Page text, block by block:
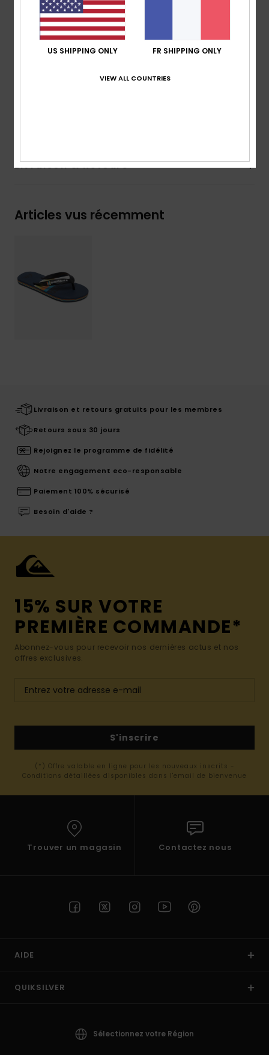
Fines rayures de couleur pop sur les côtés
Semelle extérieure en caoutchouc expansé avec
crans multi-angles en forme de logo pour plus
d'adhérence
empeigne :synthétique / Semelle
Livraison & Retours
Articles vus récemment
Livraison et retours gratuits pour les membres
Retours sous 30 jours
Rejoignez le programme de fidélité
Notre engagement eco-responsable
Paiement 100% sécurisé
Besoin d'aide ?
15% SUR VOTRE
PREMIÈRE COMMANDE*
Abonnez-vous pour recevoir nos dernières actus et nos
offres exclusives.
S'inscrire
(*) Offre valable en ligne pour les nouveaux inscrits -
Conditions détaillées disponibles dans l'email de bienvenue
Trouver un magasin Contactez nous
AIDE
QUIKSILVER
Sélectionnez votre Région
US SHIPPING ONLY FR SHIPPING ONLY
VIEW ALL COUNTRIES